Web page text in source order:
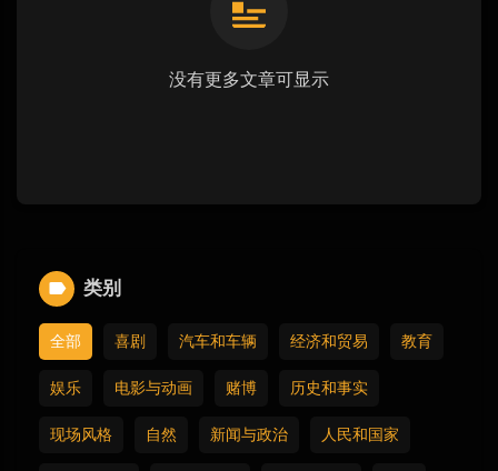
没有更多文章可显示
类别
全部 喜剧 汽车和车辆 经济和贸易 教育
娱乐 电影与动画 赌博 历史和事实
现场风格 自然 新闻与政治 人民和国家